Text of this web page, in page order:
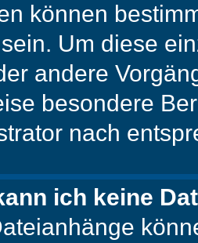
können
Um diese
andere
besondere
nach
ich keine